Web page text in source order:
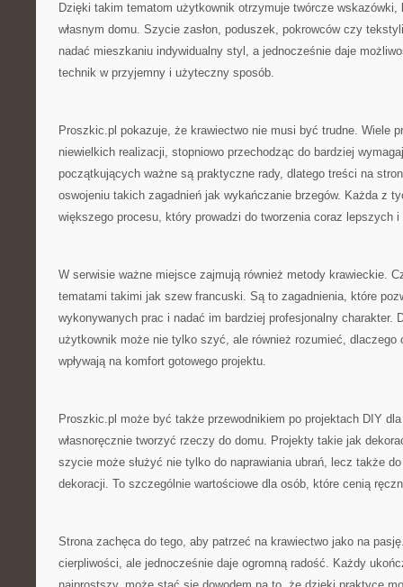
Dzięki takim tematom użytkownik otrzymuje twórcze
własnym domu. Szycie zasłon, poduszek, pokrowców czy
nadać mieszkaniu indywidualny styl, a jednocześnie daje
technik w przyjemny i użyteczny sposób.
Proszkic.pl pokazuje, że krawiectwo nie musi być trudne. Wiele
niewielkich realizacji, stopniowo przechodząc do bardziej
początkujących ważne są praktyczne rady, dlatego treści na
oswojeniu takich zagadnień jak wykańczanie brzegów. Każda z
większego procesu, który prowadzi do tworzenia coraz lepszych i
W serwisie ważne miejsce zajmują również metody krawieckie.
tematami takimi jak szew francuski. Są to zagadnienia, które
wykonywanych prac i nadać im bardziej profesjonalny charakter.
użytkownik może nie tylko szyć, ale również rozumieć, dlaczego
wpływają na komfort gotowego projektu.
Proszkic.pl może być także przewodnikiem po projektach DIY
własnoręcznie tworzyć rzeczy do domu. Projekty takie jak
szycie może służyć nie tylko do naprawiania ubrań, lecz także
dekoracji. To szczególnie wartościowe dla osób, które cenią
Strona zachęca do tego, aby patrzeć na krawiectwo jako na
cierpliwości, ale jednocześnie daje ogromną radość. Każdy